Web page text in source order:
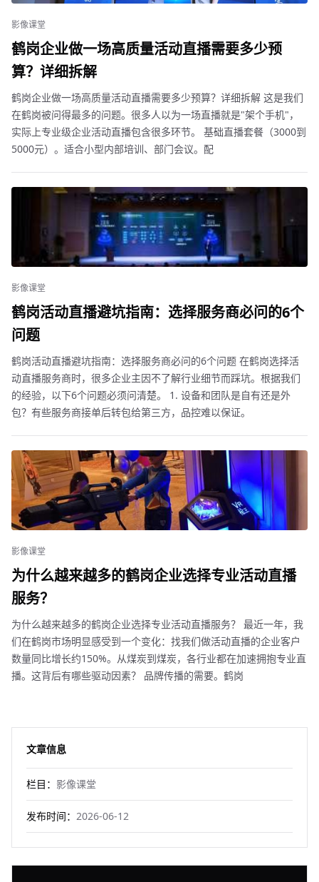
影像课堂
鹤岗企业做一场高质量活动直播需要多少预
算？详细拆解
鹤岗企业做一场高质量活动直播需要多少预算？详细拆解 这是我们
在鹤岗被问得最多的问题。很多人以为一场直播就是"架个手机"，
实际上专业级企业活动直播包含很多环节。 基础直播套餐（3000到
5000元）。适合小型内部培训、部门会议。配
影像课堂
鹤岗活动直播避坑指南：选择服务商必问的6个
问题
鹤岗活动直播避坑指南：选择服务商必问的6个问题 在鹤岗选择活
动直播服务商时，很多企业主因不了解行业细节而踩坑。根据我们
的经验，以下6个问题必须问清楚。 1. 设备和团队是自有还是外
包？有些服务商接单后转包给第三方，品控难以保证。
影像课堂
为什么越来越多的鹤岗企业选择专业活动直播
服务？
为什么越来越多的鹤岗企业选择专业活动直播服务？ 最近一年，我
们在鹤岗市场明显感受到一个变化：找我们做活动直播的企业客户
数量同比增长约150%。从煤炭到煤炭，各行业都在加速拥抱专业直
播。这背后有哪些驱动因素？ 品牌传播的需要。鹤岗
文章信息
栏目： 影像课堂
发布时间： 2026-06-12